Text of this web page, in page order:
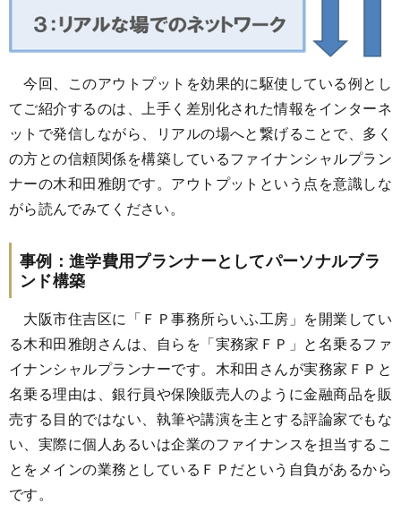
今回、このアウトプットを効果的に駆使している例とし
てご紹介するのは、上手く差別化された情報をインターネ
ットで発信しながら、リアルの場へと繋げることで、多く
の方との信頼関係を構築しているファイナンシャルプラン
ナーの木和田雅朗です。アウトプットという点を意識しな
がら読んでみてください。
事例：進学費用プランナーとしてパーソナルブラ
ンド構築
大阪市住吉区に「ＦＰ事務所らいふ工房」を開業してい
る木和田雅朗さんは、自らを「実務家ＦＰ」と名乗るファ
イナンシャルプランナーです。木和田さんが実務家ＦＰと
名乗る理由は、銀行員や保険販売人のように金融商品を販
売する目的ではない、執筆や講演を主とする評論家でもな
い、実際に個人あるいは企業のファイナンスを担当するこ
とをメインの業務としているＦＰだという自負があるから
です。